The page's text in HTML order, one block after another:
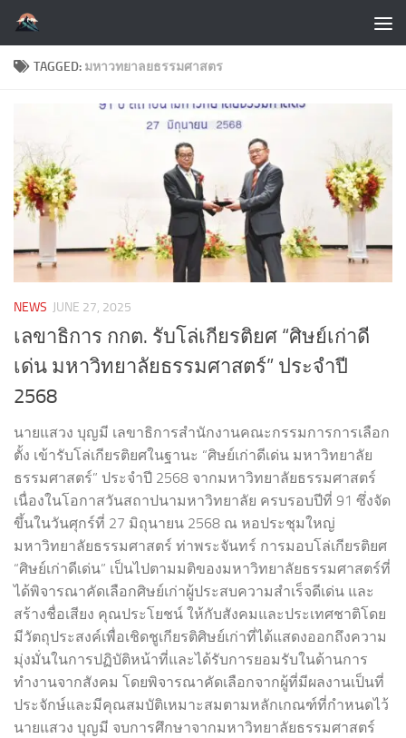
Skip to content
TAGGED: มหาวทยาลยธรรมศาสตร
NEWS JUNE 27, 2025
เลขาธิการ กกต. รับโล่เกียรติยศ “ศิษย์เก่าดี
เด่น มหาวิทยาลัยธรรมศาสตร์” ประจำปี
2568
นายแสวง บุญมี เลขาธิการสำนักงานคณะกรรมการการเลือก
ตั้ง เข้ารับโล่เกียรติยศในฐานะ “ศิษย์เก่าดีเด่น มหาวิทยาลัย
ธรรมศาสตร์” ประจำปี 2568 จากมหาวิทยาลัยธรรมศาสตร์
เนื่องในโอกาสวันสถาปนามหาวิทยาลัย ครบรอบปีที่ 91 ซึ่งจัด
ขึ้นในวันศุกร์ที่ 27 มิถุนายน 2568 ณ หอประชุมใหญ่
มหาวิทยาลัยธรรมศาสตร์ ท่าพระจันทร์ การมอบโล่เกียรติยศ
“ศิษย์เก่าดีเด่น” เป็นไปตามมติของมหาวิทยาลัยธรรมศาสตร์ที่
ได้พิจารณาคัดเลือกศิษย์เก่าผู้ประสบความสำเร็จดีเด่น และ
สร้างชื่อเสียง คุณประโยชน์ ให้กับสังคมและประเทศชาติโดย
มีวัตถุประสงค์เพื่อเชิดชูเกียรติศิษย์เก่าที่ได้แสดงออกถึงความ
มุ่งมั่นในการปฏิบัติหน้าที่และได้รับการยอมรับในด้านการ
ทำงานจากสังคม โดยพิจารณาคัดเลือกจากผู้ที่มีผลงานเป็นที่
ประจักษ์และมีคุณสมบัติเหมาะสมตามหลักเกณฑ์ที่กำหนดไว้
นายแสวง บุญมี จบการศึกษาจากมหาวิทยาลัยธรรมศาสตร์